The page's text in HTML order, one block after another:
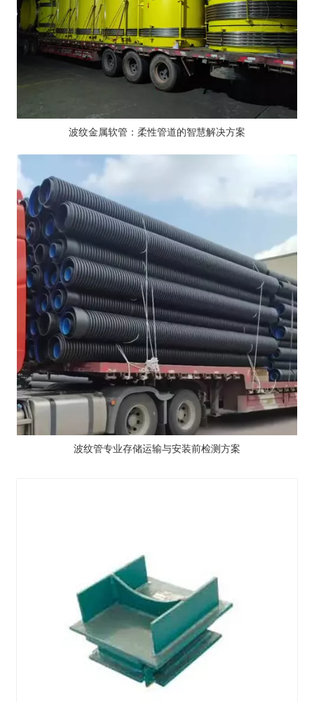
波纹金属软管：柔性管道的智慧解决方案
波纹管专业存储运输与安装前检测方案